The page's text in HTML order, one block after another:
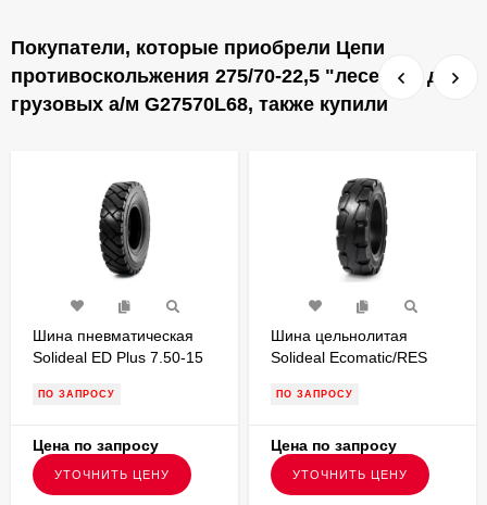
Покупатели, которые приобрели Цепи
противоскольжения 275/70-22,5 "лесенка" для
грузовых а/м G27570L68, также купили
Шина пневматическая
Solideal ED Plus 7.50-15
для вилочного
ПО ЗАПРОСУ
Цена по запросу
УТОЧНИТЬ ЦЕНУ
Шина цельнолитая
Solideal Ecomatic/RES
вилочного погрузчика
ПО ЗАПРОСУ
Цена по запросу
УТОЧНИТЬ ЦЕНУ